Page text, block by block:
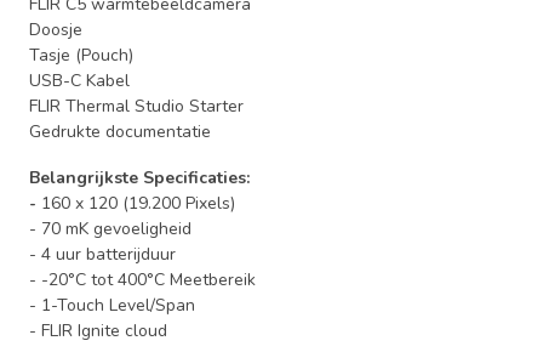
FLIR C5 warmtebeeldcamera
Doosje
Tasje (Pouch)
USB-C Kabel
FLIR Thermal Studio Starter
Gedrukte documentatie
Belangrijkste Specificaties:
- 160 x 120 (19.200 Pixels)
- 70 mK gevoeligheid
- 4 uur batterijduur
- -20°C tot 400°C Meetbereik
- 1-Touch Level/Span
- FLIR Ignite cloud